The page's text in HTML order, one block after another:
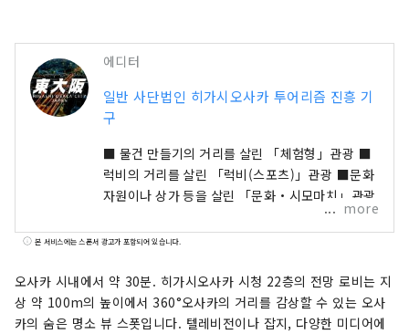
에디터
일반 사단법인 히가시오사카 투어리즘 진흥 기
구
■ 물건 만들기의 거리를 살린 「체험형」관광 ■
럭비의 거리를 살린 「럭비(스포츠)」관광 ■문화
자원이나 상가 등을 살린 「문화・시모마치」관광
more
본 서비스에는 스폰서 광고가 포함되어 있습니다.
오사카 시내에서 약 30분. 히가시오사카 시청 22층의 전망 로비는 지
상 약 100m의 높이에서 360°오사카의 거리를 감상할 수 있는 오사
카의 숨은 명소 뷰 스폿입니다. 텔레비전이나 잡지, 다양한 미디어에